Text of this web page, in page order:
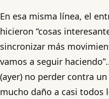
En esa misma línea, el
hicieron “cosas
sincronizar más
vamos a seguir
(ayer) no perder contra
mucho daño a casi todos